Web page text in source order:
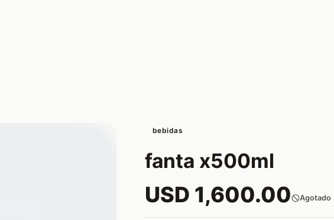
bebidas
fanta x500ml
USD 1,600.00 Agotado